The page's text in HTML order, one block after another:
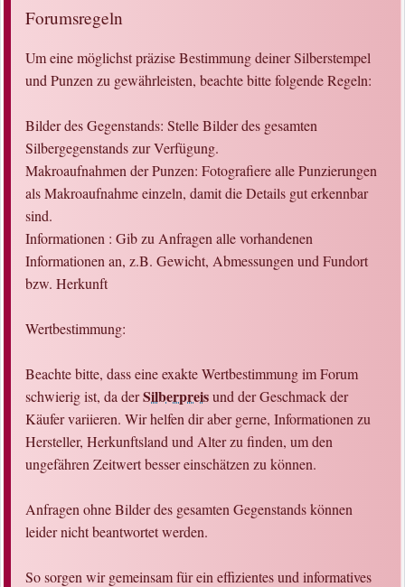
Forumsregeln
Um eine möglichst präzise Bestimmung deiner Silberstempel
und Punzen zu gewährleisten, beachte bitte folgende Regeln:
Bilder des Gegenstands: Stelle Bilder des gesamten
Silbergegenstands zur Verfügung.
Makroaufnahmen der Punzen: Fotografiere alle Punzierungen
als Makroaufnahme einzeln, damit die Details gut erkennbar
sind.
Informationen : Gib zu Anfragen alle vorhandenen
Informationen an, z.B. Gewicht, Abmessungen und Fundort
bzw. Herkunft
Wertbestimmung:
Beachte bitte, dass eine exakte Wertbestimmung im Forum
schwierig ist, da derSilberpreisund der Geschmack der
Käufer variieren. Wir helfen dir aber gerne, Informationen zu
Hersteller, Herkunftsland und Alter zu finden, um den
ungefähren Zeitwert besser einschätzen zu können.
Anfragen ohne Bilder des gesamten Gegenstands können
leider nicht beantwortet werden.
So sorgen wir gemeinsam für ein effizientes und informatives